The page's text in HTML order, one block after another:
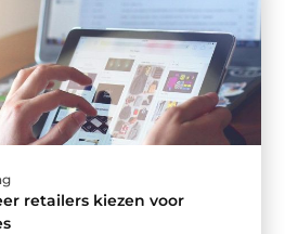
retailers kiezen voor